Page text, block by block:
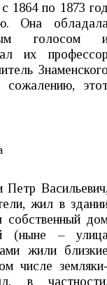
1864 по 1873
Она
голосом
их
жил в
собственный
(ныне –
жили
числе
в